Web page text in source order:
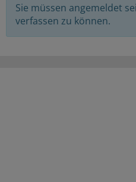
Sie müssen angemeldet
verfassen zu können.